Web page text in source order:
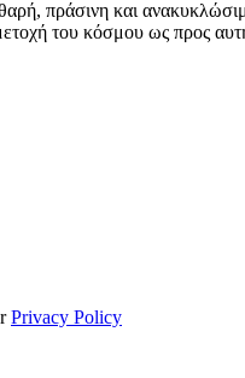
πράσινη και
του κόσμου ως προς
Privacy Policy